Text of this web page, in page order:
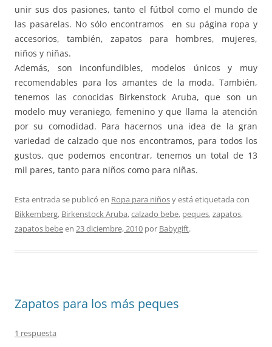
unir sus dos pasiones, tanto el fútbol como el mundo de
las pasarelas. No sólo encontramos en su página ropa y
accesorios, también, zapatos para hombres, mujeres,
niños y niñas.
Además, son inconfundibles, modelos únicos y muy
recomendables para los amantes de la moda. También,
tenemos las conocidas Birkenstock Aruba, que son un
modelo muy veraniego, femenino y que llama la atención
por su comodidad. Para hacernos una idea de la gran
variedad de calzado que nos encontramos, para todos los
gustos, que podemos encontrar, tenemos un total de 13
mil pares, tanto para niños como para niñas.
Esta entrada se publicó en Ropa para niñosy está etiquetada con
Bikkemberg, Birkenstock Aruba,calzado bebe, peques,zapatos,
zapatos bebeen 23 diciembre, 2010 por Babygift.
Zapatos para los más peques
1 respuesta